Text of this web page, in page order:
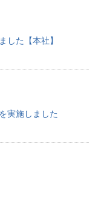
した【本社】
実施しました